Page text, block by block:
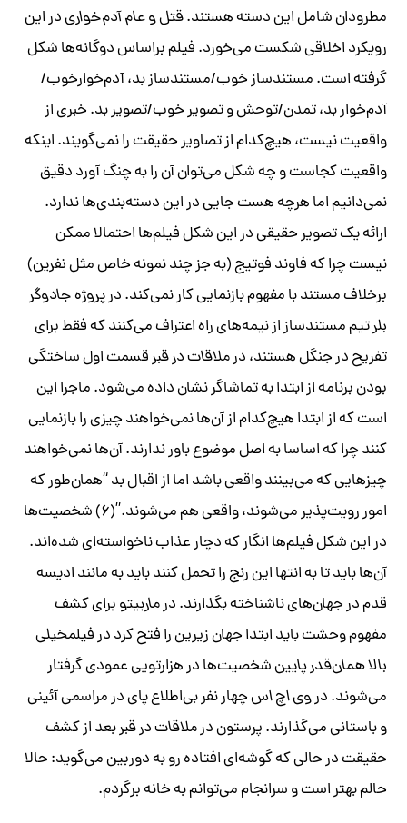
مطرودان شامل این دسته هستند.قتل و عام آدم‌خواریدر این
رویکرد اخلاقی شکست می‌خورد. فیلم براساس دوگانه‌ها شکل
گرفته است. مستندساز خوب/مستندساز بد، آدم‌خوارخوب/
آدم‌خوار بد، تمدن/توحش و تصویر خوب/تصویر بد. خبری از
واقعیت نیست، هیچ‌کدام از تصاویر حقیقت را نمی‌گویند. اینکه
واقعیت کجاست و چه شکل می‌توان آن را به چنگ آورد دقیق
نمی‌دانیم اما هرچه هست جایی در این دسته‌بندی‌ها ندارد.
ارائه یک تصویر حقیقی در این شکل فیلم‌ها احتمالا ممکن
نیست چرا که فاوند فوتیج (به جز چند نمونه خاص مثلنفرین)
برخلاف مستند با مفهوم بازنمایی کار نمی‌کند. درپروژه جادوگر
بلرتیم مستندساز از نیمه‌های راه اعتراف می‌کنند که فقط برای
تفریح در جنگل هستند، درملاقات در قبرقسمت اول ساختگی
بودن برنامه از ابتدا به تماشاگر نشان داده می‌شود. ماجرا این
است که از ابتدا هیچ‌کدام از آن‌ها نمی‌خواهند چیزی را بازنمایی
کنند چرا که اساسا به اصل موضوع باور ندارند. آن‌ها نمی‌خواهند
چیزهایی که می‌بینند واقعی باشد اما از اقبال بد “همان‌طور که
امور رویت‌پذیر می‌شوند، واقعی هم می‌شوند.”(۶) شخصیت‌ها
در این شکل فیلم‌ها انگار که دچار عذاب ناخواسته‌ای شده‌اند.
آن‌ها باید تا به انتها این رنج را تحمل کنند باید به مانند ادیسه
قدم در جهان‌های ناشناخته بگذارند. درماربیتوبرای کشف
مفهوم وحشت باید ابتدا جهان زیرین را فتح کرد در فیلمخیلی
بالا همان‌قدر پایینشخصیت‌ها در هزارتویی عمودی گرفتار
می‌شوند. دروی اچ اسچهار نفر بی‌اطلاع پای در مراسمی آئینی
و باستانی می‌گذارند. پرستون درملاقات در قبربعد از کشف
حقیقت در حالی که گوشه‌ای افتاده رو به دوربین می‌گوید: حالا
حالم بهتر است و سرانجام می‌توانم به خانه برگردم.